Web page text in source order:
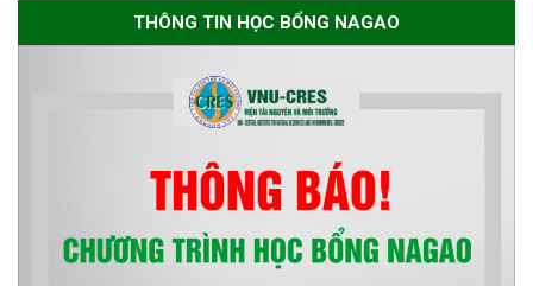
THÔNG TIN HỌC BỔNG NAGAO